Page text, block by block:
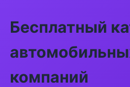
Бесплатный
компаний